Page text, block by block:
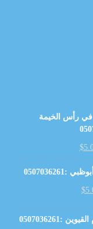
رأس الخيمة
$
$